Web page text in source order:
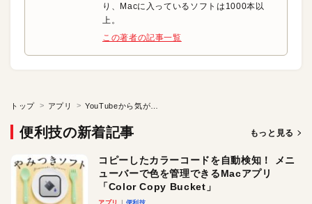
り、Macに入っているソフトは1000本以
上。
この著者の記事一覧
トップ アプリ
便利技の新着記事 もっと見る
コピーしたカラーコードを自動検知！ メニ
ューバーで色を管理できるMacアプリ
「Color Copy Bucket」